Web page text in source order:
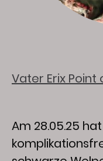
Vater Erix Point
Am 28.05.25